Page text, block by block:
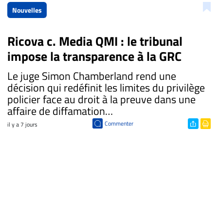
Nouvelles
Ricova c. Media QMI : le tribunal
impose la transparence à la GRC
​Le juge Simon Chamberland rend une
décision qui redéfinit les limites du privilège
policier face au droit à la preuve dans une
affaire de diffamation…
il y a 7 jours Commenter